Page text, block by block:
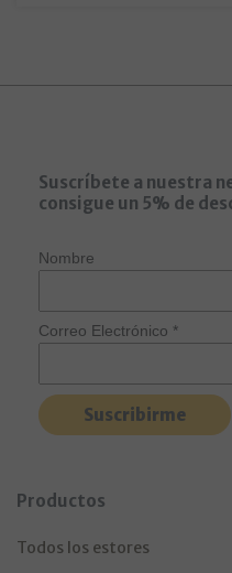
Suscríbete a nuestra
consigue un 5% de
Nombre
Correo Electrónico *
Productos
Todos los estores